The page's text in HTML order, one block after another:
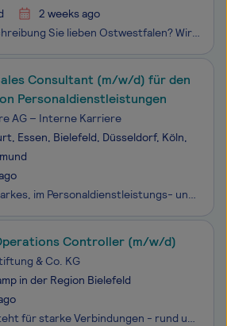
2 weeks ago
Firmenbeschreibung Sie lieben Ostwestfalen? Wir auch! Seit 170 Jahren ist unsere Volksbank hier verwurzelt. Wir sind echte Fans unserer wirtschaftsstarken Region. Unsere 1.300 Mitarbeitenden sind mit dem Herzen dabei und machen gemeinsam mit unseren Kund:innen und Mitgliedern die Dinge besse
Consultant (m/w/d) für den
Personaldienstleistungen
AG – Interne Karriere
Essen, Bielefeld, Düsseldorf, Köln,
Als finanzstarkes, im Personaldienstleistungs- und Weiterbildungsmarkt breit aufgestelltes Unternehmen, bieten wir Dir optimale Bedingungen für Deinen nächsten Karriereschritt im Vertrieb mit Fokus auf die Dienstleistungen der Arbeitnehmerüberlassung (Zeitarbeit), der Personalvermittlung und des Int
Controller (m/w/d)
& Co. KG
in der Region Bielefeld
HARTING steht für starke Verbindungen - rund um die Welt. Als einer der international führenden Anbieter industrieller Verbindungstechnik verbinden wir Kunden mit ihrer digitalen Zukunft. Und als Arbeitgeber? Verbinden wir rund 6.100 Menschen am Stammsitz Espelkamp und an Standorten weltweit. Mit to